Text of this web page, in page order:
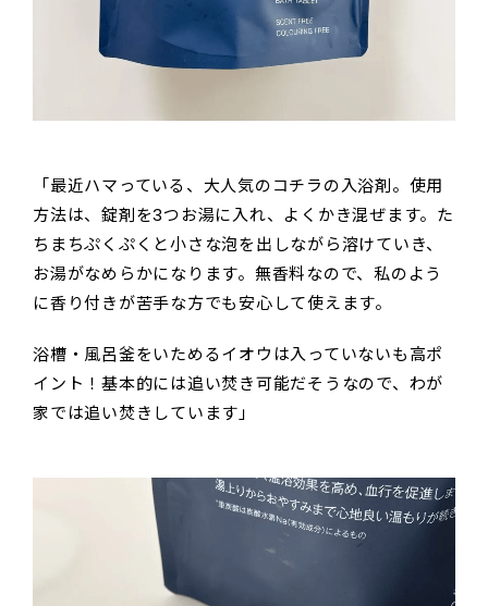
「最近ハマっている、大人気のコチラの入浴剤。使用
方法は、錠剤を3つお湯に入れ、よくかき混ぜます。た
ちまちぷくぷくと小さな泡を出しながら溶けていき、
お湯がなめらかになります。無香料なので、私のよう
に香り付きが苦手な方でも安心して使えます。
浴槽・風呂釜をいためるイオウは入っていないも高ポ
イント！基本的には追い焚き可能だそうなので、わが
家では追い焚きしています」